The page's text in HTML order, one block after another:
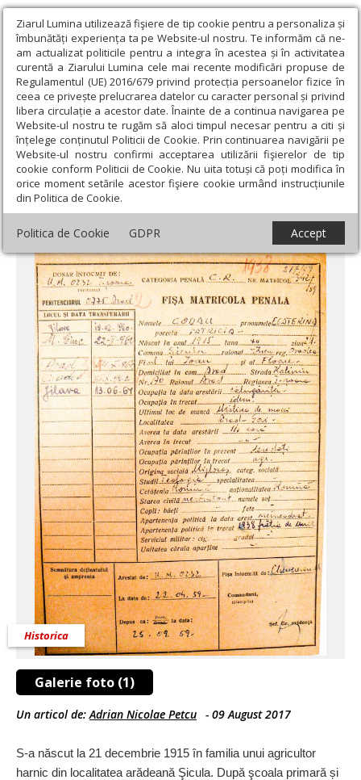
Ziarul Lumina utilizează fişiere de tip cookie pentru a personaliza și
îmbunătăți experiența ta pe Website-ul nostru. Te informăm că ne-
am actualizat politicile pentru a integra în acestea și în activitatea
curentă a Ziarului Lumina cele mai recente modificări propuse de
Regulamentul (UE) 2016/679 privind protecția persoanelor fizice în
ceea ce privește prelucrarea datelor cu caracter personal și privind
libera circulație a acestor date. Înainte de a continua navigarea pe
Website-ul nostru te rugăm să aloci timpul necesar pentru a citi și
înțelege conținutul Politicii de Cookie. Prin continuarea navigării pe
Website-ul nostru confirmi acceptarea utilizării fişierelor de tip
cookie conform Politicii de Cookie. Nu uita totuși că poți modifica în
orice moment setările acestor fişiere cookie urmând instrucțiunile
din Politica de Cookie.
Politica de Cookie GDPR Accept
Ziarul Lumina › Societate › Historica › Maica Patricia Ecaterina
Codău, între încercările duhovniceşti şi persecuţia comunistă
Maica Patricia Ecaterina Codău, între
încercările duhovniceşti şi persecuţia
comunistă
Galerie foto (1)
Historica
Un articol de:Adrian Nicolae Petcu - 09 August 2017
S-a născut la 21 decembrie 1915 în familia unui agricultor
harnic din localitatea arădeană Şicula. După şcoala primară și